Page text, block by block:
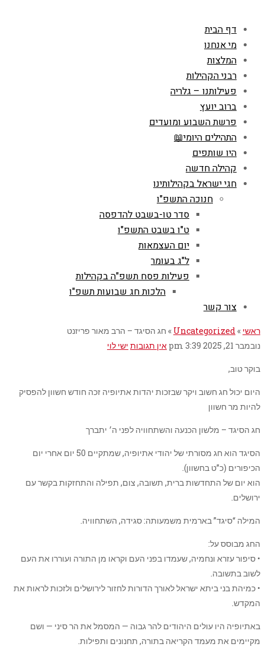
דף הבית
מי אנחנו
המלצות
רבני הקהילות
פעילותנו – גלריה
ברוב יועץ
פרשת השבוע ומועדים
התהילים היומי📖
היו שותפים
קהילה חדשה
חגי ישראל בקהילותינו
חנוכה התשפ"ו
סדר טו-בשבט להדפסה
ט"ו בשבט התשפ"ו
יום העצמאות
ל"ג בעומר
פעילות פסח תשפ"ה בקהילות
הלכות חג שבועות תשפ"ו
צור קשר
ראשי »
Uncategorized
» חג הסיגד – הרב מאור פריזנט
נובמבר 21, 2025
3:39 pm אין תגובות ישי לוי
בוקר טוב,
היום יכול חג חשוב ויקר שבזכות יהדות אתיופיה זכה חודש חשוון להפסיק
להיות מר חשוון
חג הסיגד – מלשון הכנעה והשתחוויה לפני ה׳ יתברך
הסיגד הוא חג מסורתי של יהודי אתיופיה, שמתקיים 50 יום אחרי יום
הכיפורים (כ”ט בחשוון).
הוא יום של התחדשות ברית, תשובה, צום, תפילה והתחזקות בקשר עם
ירושלים.
המילה “סיגד” בארמית משמעותה: סגידה, השתחוויה.
החג מבוסס על:
• סיפור עזרא ונחמיה, שעמדו בפני העם וקראו מן התורה ועוררו את העם
לשוב בתשובה.
• כמיהת בני ביתא ישראל לאורך הדורות לחזור לירושלים ולזכות לראות את
המקדש.
באתיופיה היו עולים היהודים להר גבוה — המסמל את הר סיני — ושם
מקיימים את מעמד הקריאה בתורה, תחנונים ותפילות.